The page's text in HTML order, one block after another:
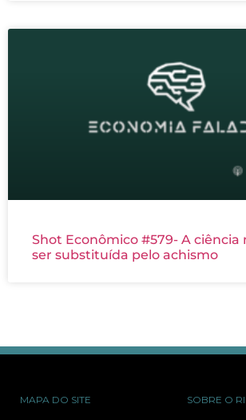
Shot Econômico #579- A ciência
ser substituída pelo achismo
MAPA DO SITE SOBRE O